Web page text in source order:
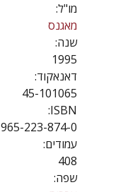
מו"ל:
מאגנס
שנה:
1995
דאנאקוד:
45-101065
ISBN:
965-223-874-0
עמודים:
408
שפה: